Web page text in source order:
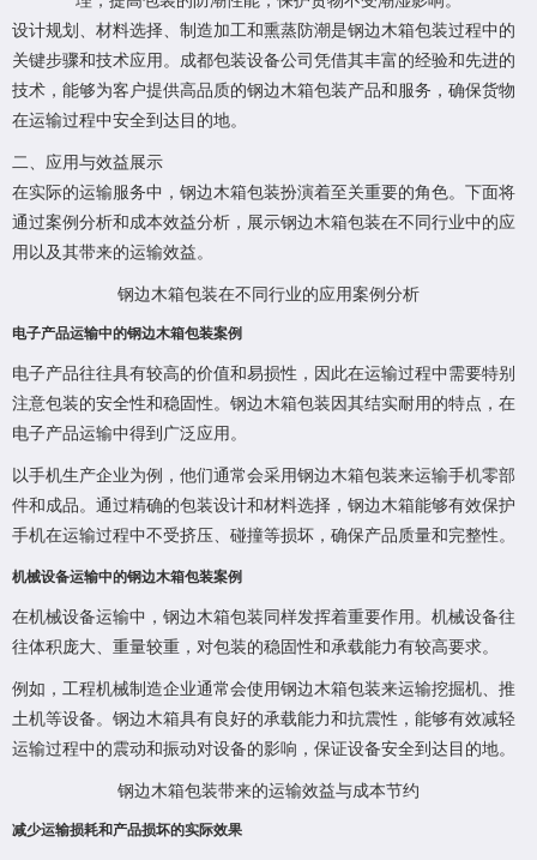
设计规划、材料选择、制造加工和熏蒸防潮是钢边木箱包装过程中的
关键步骤和技术应用。成都包装设备公司凭借其丰富的经验和先进的
技术，能够为客户提供高品质的钢边木箱包装产品和服务，确保货物
在运输过程中安全到达目的地。
二、应用与效益展示
在实际的运输服务中，钢边木箱包装扮演着至关重要的角色。下面将
通过案例分析和成本效益分析，展示钢边木箱包装在不同行业中的应
用以及其带来的运输效益。
钢边木箱包装在不同行业的应用案例分析
电子产品运输中的钢边木箱包装案例
电子产品往往具有较高的价值和易损性，因此在运输过程中需要特别
注意包装的安全性和稳固性。钢边木箱包装因其结实耐用的特点，在
电子产品运输中得到广泛应用。
以手机生产企业为例，他们通常会采用钢边木箱包装来运输手机零部
件和成品。通过精确的包装设计和材料选择，钢边木箱能够有效保护
手机在运输过程中不受挤压、碰撞等损坏，确保产品质量和完整性。
机械设备运输中的钢边木箱包装案例
在机械设备运输中，钢边木箱包装同样发挥着重要作用。机械设备往
往体积庞大、重量较重，对包装的稳固性和承载能力有较高要求。
例如，工程机械制造企业通常会使用钢边木箱包装来运输挖掘机、推
土机等设备。钢边木箱具有良好的承载能力和抗震性，能够有效减轻
运输过程中的震动和振动对设备的影响，保证设备安全到达目的地。
钢边木箱包装带来的运输效益与成本节约
减少运输损耗和产品损坏的实际效果